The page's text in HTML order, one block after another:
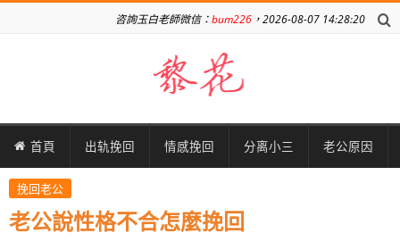
咨詢玉白老師微信：bum226 ，2026-08-07 14:28:20
首頁 出轨挽回 情感挽回 分离小三 老公原因
挽回老公
老公說性格不合怎麼挽回